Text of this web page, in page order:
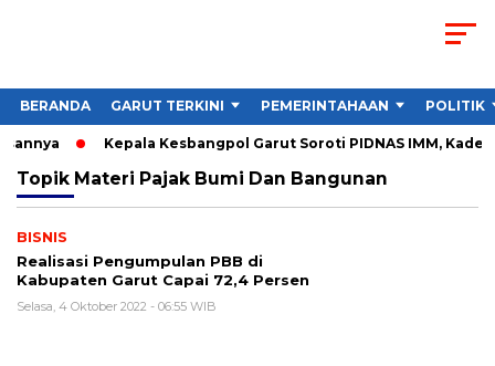
BERANDA GARUT TERKINI PEMERINTAHAAN POLITIK
Kepala Kesbangpol Garut Soroti PIDNAS IMM,
Topik Materi Pajak Bumi Dan Bangunan
BISNIS
Realisasi Pengumpulan PBB di
Kabupaten Garut Capai 72,4 Persen
Selasa, 4 Oktober 2022 - 06:55 WIB